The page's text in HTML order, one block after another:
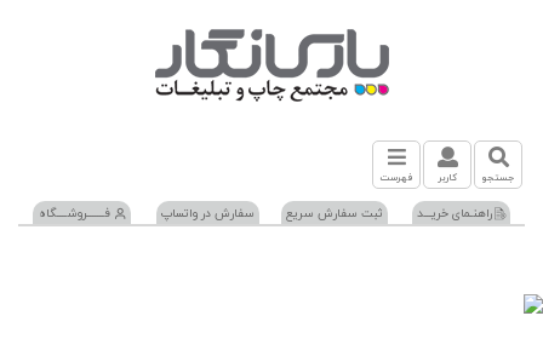
جستجو کاربر فهرست
راهنـمای خریـــد ثبت سفارش سریع سفارش در واتساپ فـــــــروشــــگاه